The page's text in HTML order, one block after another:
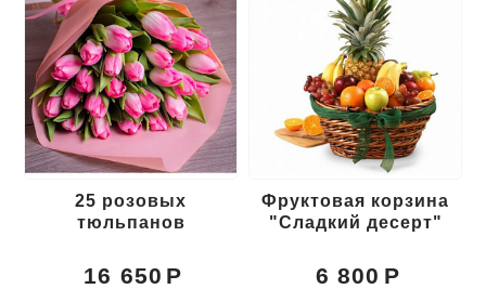
25 розовых
тюльпанов
16 650
Фруктовая корзина
"Сладкий десерт"
6 800